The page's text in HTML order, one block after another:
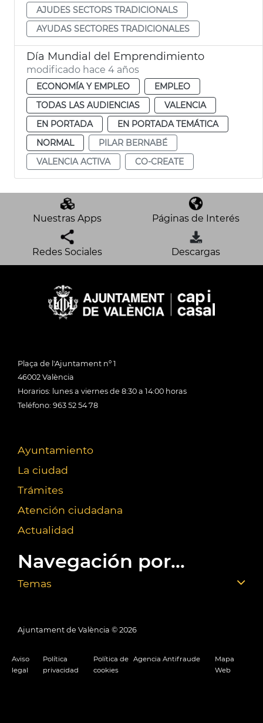
AJUDES SECTORS TRADICIONALS
AYUDAS SECTORES TRADICIONALES
Día Mundial del Emprendimiento
modificado hace 4 años
ECONOMÍA Y EMPLEO
EMPLEO
TODAS LAS AUDIENCIAS
VALENCIA
EN PORTADA
EN PORTADA TEMÁTICA
NORMAL
PILAR BERNABÉ
VALENCIA ACTIVA
CO-CREATE
Nuestras Apps Páginas de Interés
Redes Sociales Descargas
Plaça de l'Ajuntament nº 1
46002 València
Horarios: lunes a viernes de 8:30 a 14:00 horas
Teléfono: 963 52 54 78
Ayuntamiento
La ciudad
Trámites
Atención ciudadana
Actualidad
Navegación por...
Temas
Ajuntament de València © 2026
Aviso
legal
Política
privacidad
Política de
cookies
Agencia Antifraude
Mapa
Web